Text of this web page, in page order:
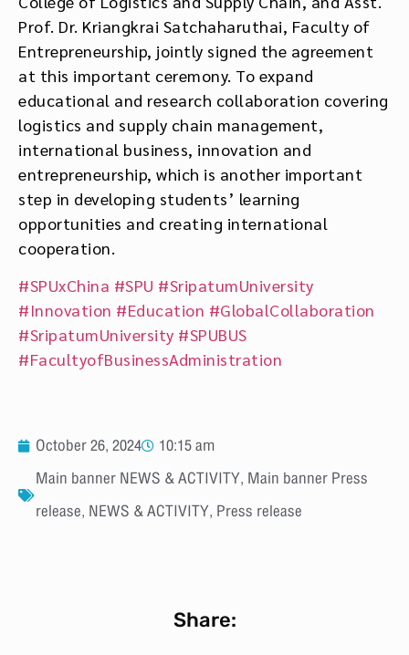
Prof. Dr. Kriangkrai Satchaharuthai, Faculty of
Entrepreneurship, jointly signed the agreement
at this important ceremony. To expand
educational and research collaboration covering
logistics and supply chain management,
international business, innovation and
entrepreneurship, which is another important
step in developing students’ learning
opportunities and creating international
cooperation.
#SPUxChina #SPU #SripatumUniversity
#Innovation #Education #GlobalCollaboration
#SripatumUniversity #SPUBUS
#FacultyofBusinessAdministration
October 26, 2024
10:15 am
Main banner NEWS & ACTIVITY, Main banner Press
release, NEWS & ACTIVITY, Press release
Share: